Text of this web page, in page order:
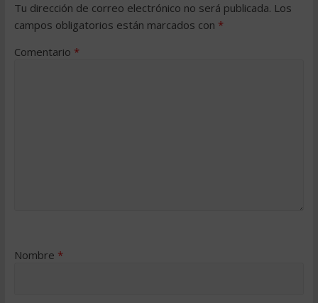
Tu dirección de correo electrónico no será publicada. Los
campos obligatorios están marcados con *
Comentario *
Nombre *